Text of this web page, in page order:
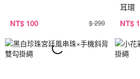
NT$ 100 $ 290
耳環
NT$